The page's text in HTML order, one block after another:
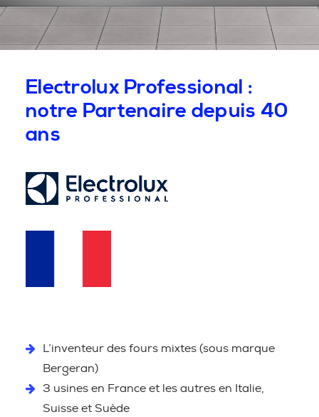
Electrolux Professional :
notre Partenaire depuis 40
ans
L’inventeur des fours mixtes (sous marque
Bergeran)
3 usines en France et les autres en Italie,
Suisse et Suède